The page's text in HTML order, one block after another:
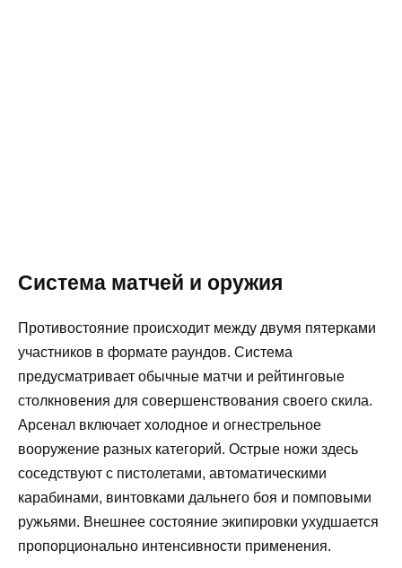
Система матчей и оружия
Противостояние происходит между двумя пятерками
участников в формате раундов. Система
предусматривает обычные матчи и рейтинговые
столкновения для совершенствования своего скила.
Арсенал включает холодное и огнестрельное
вооружение разных категорий. Острые ножи здесь
соседствуют с пистолетами, автоматическими
карабинами, винтовками дальнего боя и помповыми
ружьями. Внешнее состояние экипировки ухудшается
пропорционально интенсивности применения.